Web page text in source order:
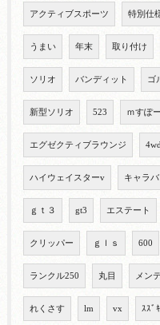
アクティブスポーツ 特別仕
うまい 年末 取り付け
ソリオ バンディット ゴ
新型ソリオ 523 ｍすぽ
エグゼクティブラウンジ 4wd
ハイウェイスターv キャラバ
ｇｔ３ gt3 エステート
クリッパー ｇｌｓ 600
ランクル250 丸目 メン
れくさす lm vx ｽｽﾞｷ